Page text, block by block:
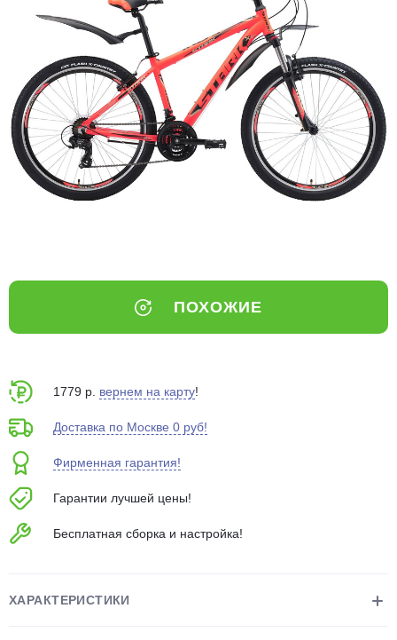
ПОХОЖИЕ
1779 р. вернем на карту!
Доставка по Москве 0 руб!
Фирменная гарантия!
Гарантии лучшей цены!
Бесплатная сборка и настройка!
ХАРАКТЕРИСТИКИ
25%
Добавляйте товары
в корзину
Оплачивайте сегодня только
25% картой любого банка
выбранный способом
Оставшиеся75% будут
Подробнее